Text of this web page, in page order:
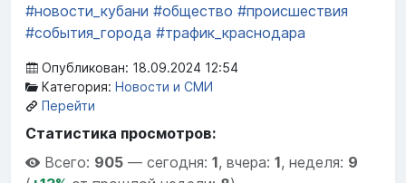
#новости_кубани #общество #происшествия
#события_города #трафик_краснодара
Опубликован: 18.09.2024 12:54
Категория: Новости и СМИ
Перейти
Статистика просмотров:
Всего: 905 — сегодня: 1, вчера: 1, неделя: 9